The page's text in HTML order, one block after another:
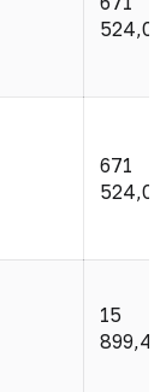
524,07
671
524,07
15
899,40